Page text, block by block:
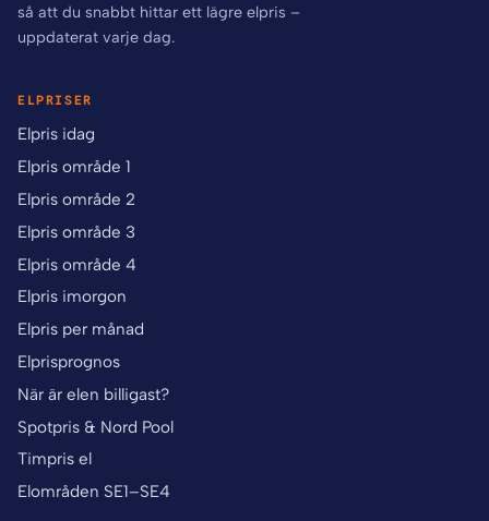
så att du snabbt hittar ett lägre elpris –
uppdaterat varje dag.
ELPRISER
Elpris idag
Elpris område 1
Elpris område 2
Elpris område 3
Elpris område 4
Elpris imorgon
Elpris per månad
Elprisprognos
När är elen billigast?
Spotpris & Nord Pool
Timpris el
Elområden SE1–SE4